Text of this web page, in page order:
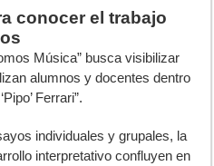
conocer el trabajo
Música” busca visibilizar
alumnos y docentes dentro
Ferrari”.
individuales y grupales, la
interpretativo confluyen en